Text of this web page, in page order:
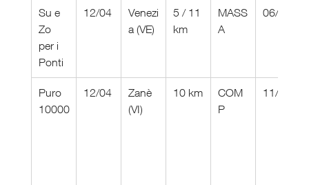
Su e
Zo
per i
Ponti
12/04
Venezi
a (VE)
5 / 11
km
MASS
A
06/04
Puro
10000
12/04
Zanè
(VI)
10 km
COM
P
11/04